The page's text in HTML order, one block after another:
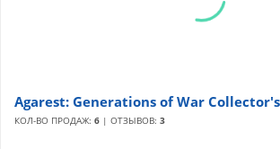
Agarest: Generations of War
КОЛ-ВО ПРОДАЖ: 6 | ОТЗЫВОВ: 3